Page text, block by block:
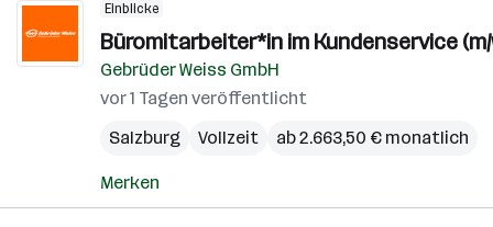
Einblicke
Büromitarbeiter*in im Kundenservice (m/
Gebrüder Weiss GmbH
vor 1 Tagen veröffentlicht
Salzburg
Vollzeit ab 2.663,50 € monatlich
Merken